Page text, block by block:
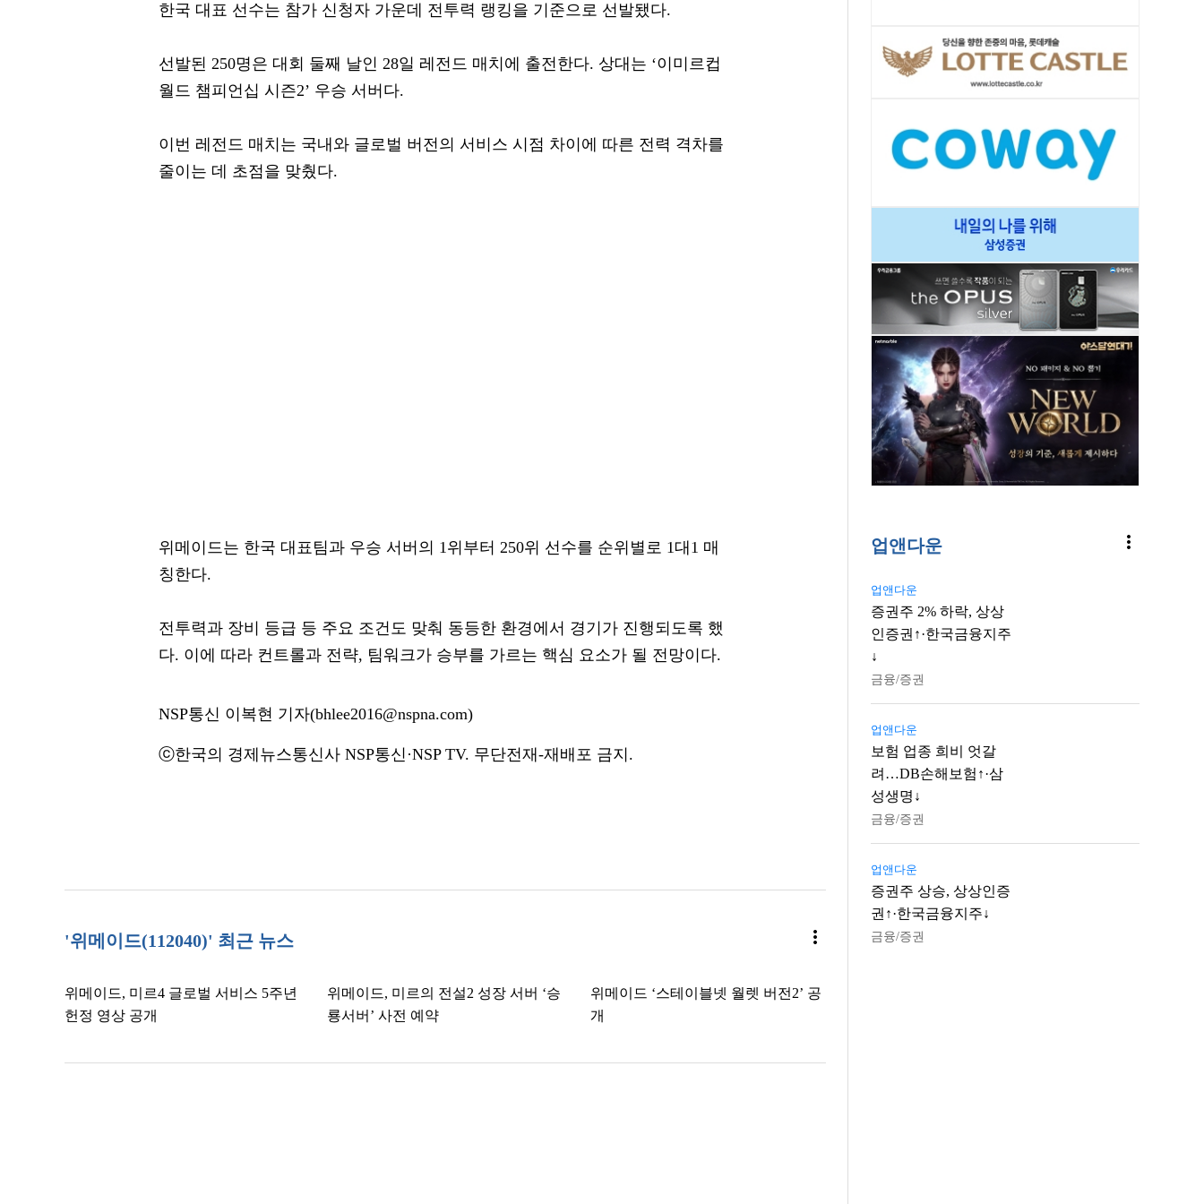
한국 대표 선수는 참가 신청자 가운데 전투력 랭킹을 기준으로 선발됐다.
선발된 250명은 대회 둘째 날인 28일 레전드 매치에 출전한다. 상대는 ‘이미르컵
월드 챔피언십 시즌2’ 우승 서버다.
이번 레전드 매치는 국내와 글로벌 버전의 서비스 시점 차이에 따른 전력 격차를
줄이는 데 초점을 맞췄다.
위메이드는 한국 대표팀과 우승 서버의 1위부터 250위 선수를 순위별로 1대1 매
칭한다.
전투력과 장비 등급 등 주요 조건도 맞춰 동등한 환경에서 경기가 진행되도록 했
다. 이에 따라 컨트롤과 전략, 팀워크가 승부를 가르는 핵심 요소가 될 전망이다.
NSP통신 이복현 기자(bhlee2016@nspna.com)
ⓒ한국의 경제뉴스통신사 NSP통신·NSP TV. 무단전재-재배포 금지.
'위메이드(112040)' 최근 뉴스 more_vert
위메이드, 미르4 글로벌 서비스 5주년
헌정 영상 공개
위메이드, 미르의 전설2 성장 서버 ‘승
룡서버’ 사전 예약
위메이드 ‘스테이블넷 월렛 버전2’ 공
개
업앤다운 more_vert
업앤다운
증권주 2% 하락, 상상
인증권↑·한국금융지주
↓
금융/증권
업앤다운
보험 업종 희비 엇갈
려…DB손해보험↑·삼
성생명↓
금융/증권
업앤다운
증권주 상승, 상상인증
권↑·한국금융지주↓
금융/증권